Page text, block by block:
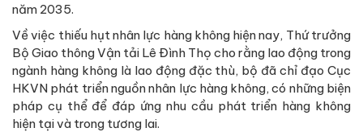
năm 2035.
Về việc thiếu hụt nhân lực hàng không hiện nay, Thứ trưởng
Bộ Giao thông Vận tải Lê Đình Thọ cho rằng lao động trong
ngành hàng không là lao động đặc thù, bộ đã chỉ đạo Cục
HKVN phát triển nguồn nhân lực hàng không, có những biện
pháp cụ thể để đáp ứng nhu cầu phát triển hàng không
hiện tại và trong tương lai.